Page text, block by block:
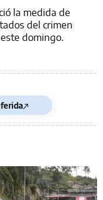
la medida de
del crimen
domingo.